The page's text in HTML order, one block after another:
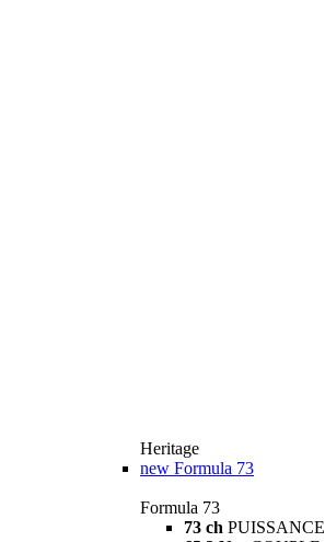
Heritage
new Formula 73
Formula 73
73 ch PUISSANCE